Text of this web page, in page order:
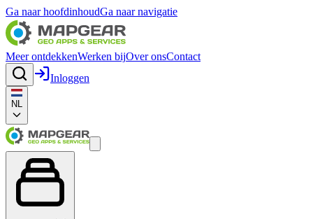
Ga naar hoofdinhoudGa naar navigatie
Meer ontdekkenWerken bijOver onsContact
Inloggen
NL